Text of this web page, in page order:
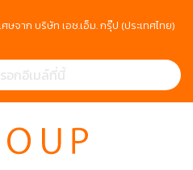
จาก บริษัท เอช.เอ็ม. กรุ๊ป (ประเทศไทย)